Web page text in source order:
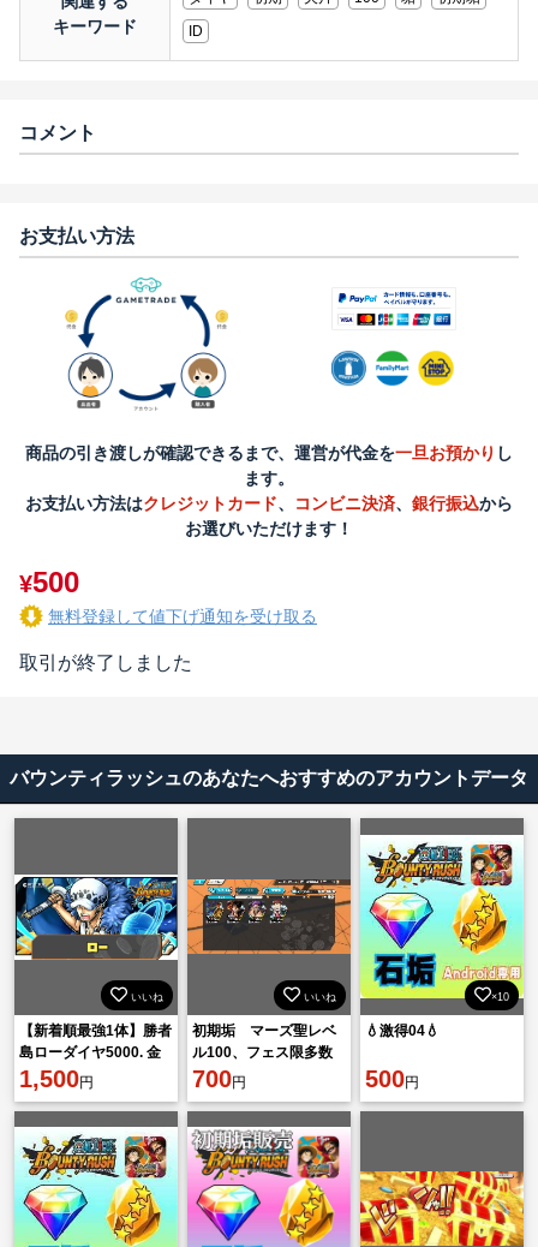
キーワード
ID
コメント
お支払い方法
商品の引き渡しが確認できるまで、運営が代金を一旦お預かり し
ます。
お支払い方法はクレジットカード、 コンビニ決済、 銀行振込から
お選びいただけます！
¥500
無料登録して値下げ通知を受け取る
取引が終了しました
バウンティラッシュのあなたへおすすめのアカウントデータ
いいね
【新着順最強1体】勝者
島ローダイヤ5000. 金
欠片1601機種 IOS
1,500円
いいね
初期垢 マーズ聖レベ
ル100、フェス限多数
700円
×10
💧激得04💧
500円